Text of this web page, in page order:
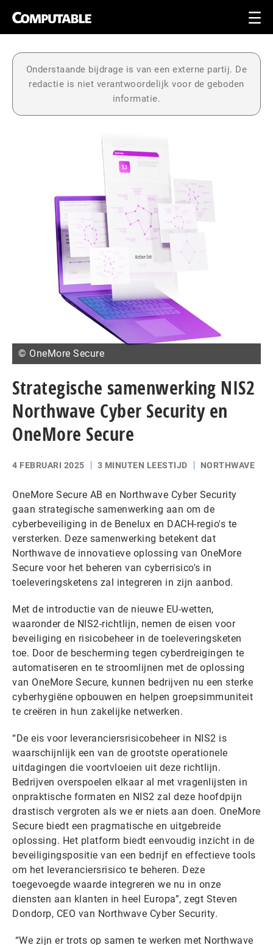
Onderstaande bijdrage is van een externe partij. De
redactie is niet verantwoordelijk voor de geboden
informatie.
© OneMore Secure
Strategische samenwerking NIS2
Northwave Cyber Security en
OneMore Secure
4 FEBRUARI 2025 3 MINUTEN LEESTIJD NORTHWAVE
OneMore Secure AB en Northwave Cyber Security
gaan strategische samenwerking aan om de
cyberbeveiliging in de Benelux en DACH-regio's te
versterken. Deze samenwerking betekent dat
Northwave de innovatieve oplossing van OneMore
Secure voor het beheren van cyberrisico's in
toeleveringsketens zal integreren in zijn aanbod.
Met de introductie van de nieuwe EU-wetten,
waaronder de NIS2-richtlijn, nemen de eisen voor
beveiliging en risicobeheer in de toeleveringsketen
toe. Door de bescherming tegen cyberdreigingen te
automatiseren en te stroomlijnen met de oplossing
van OneMore Secure, kunnen bedrijven nu een sterke
cyberhygiëne opbouwen en helpen groepsimmuniteit
te creëren in hun zakelijke netwerken.
“De eis voor leveranciersrisicobeheer in NIS2 is
waarschijnlijk een van de grootste operationele
uitdagingen die voortvloeien uit deze richtlijn.
Bedrijven overspoelen elkaar al met vragenlijsten in
onpraktische formaten en NIS2 zal deze hoofdpijn
drastisch vergroten als we er niets aan doen. OneMore
Secure biedt een pragmatische en uitgebreide
oplossing. Het platform biedt eenvoudig inzicht in de
beveiligingspositie van een bedrijf en effectieve tools
om het leveranciersrisico te beheren. Deze
toegevoegde waarde integreren we nu in onze
diensten aan klanten in heel Europa”, zegt Steven
Dondorp, CEO van Northwave Cyber Security.
“We zijn er trots op samen te werken met Northwave